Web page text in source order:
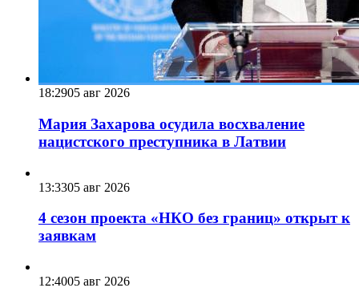
18:2905 авг 2026
Мария Захарова осудила восхваление
нацистского преступника в Латвии
13:3305 авг 2026
4 сезон проекта «НКО без границ» открыт к
заявкам
12:4005 авг 2026